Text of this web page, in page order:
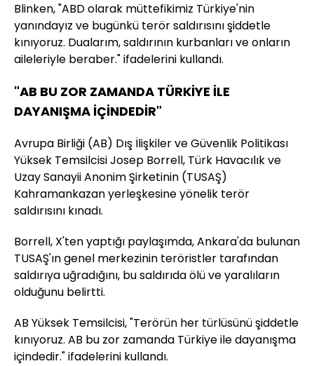
Blinken, "ABD olarak müttefikimiz Türkiye'nin
yanındayız ve bugünkü terör saldırısını şiddetle
kınıyoruz. Dualarım, saldırının kurbanları ve onların
aileleriyle beraber." ifadelerini kullandı.
"AB BU ZOR ZAMANDA TÜRKİYE İLE
DAYANIŞMA İÇİNDEDİR"
Avrupa Birliği (AB) Dış İlişkiler ve Güvenlik Politikası
Yüksek Temsilcisi Josep Borrell, Türk Havacılık ve
Uzay Sanayii Anonim Şirketinin (TUSAŞ)
Kahramankazan yerleşkesine yönelik terör
saldırısını kınadı.
Borrell, X'ten yaptığı paylaşımda, Ankara'da bulunan
TUSAŞ'ın genel merkezinin teröristler tarafından
saldırıya uğradığını, bu saldırıda ölü ve yaralıların
olduğunu belirtti.
AB Yüksek Temsilcisi, "Terörün her türlüsünü şiddetle
kınıyoruz. AB bu zor zamanda Türkiye ile dayanışma
içindedir." ifadelerini kullandı.